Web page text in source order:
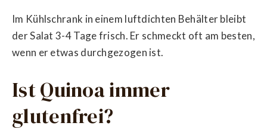
Im Kühlschrank in einem luftdichten Behälter bleibt
der Salat 3-4 Tage frisch. Er schmeckt oft am besten,
wenn er etwas durchgezogen ist.
Ist Quinoa immer
glutenfrei?